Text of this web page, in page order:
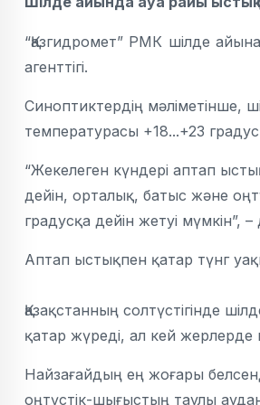
“Қазгидромет” РМК шілде
агенттігі.
Синоптиктердің мәліметінше,
температурасы +18...+23
“Жекелеген күндері аптап
дейін, орталық, батыс және
градусқа дейін жетуі мүмкін”,
Аптап ыстықпен қатар түнг
Қазақстанның солтүстігінде
қатар жүреді, ал кей
Найзағайдың ең жоғары
оңтүстік-шығыстың таулы